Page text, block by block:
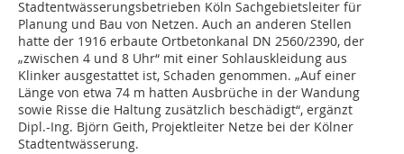
Stadtentwässerungsbetrieben Köln Sachgebietsleiter für
Planung und Bau von Netzen. Auch an anderen Stellen
hatte der 1916 erbaute Ortbetonkanal DN 2560/2390, der
„zwischen 4 und 8 Uhr“ mit einer Sohlauskleidung aus
Klinker ausgestattet ist, Schaden genommen. „Auf einer
Länge von etwa 74 m hatten Ausbrüche in der Wandung
sowie Risse die Haltung zusätzlich beschädigt“, ergänzt
Dipl.-Ing. Björn Geith, Projektleiter Netze bei der Kölner
Stadtentwässerung.